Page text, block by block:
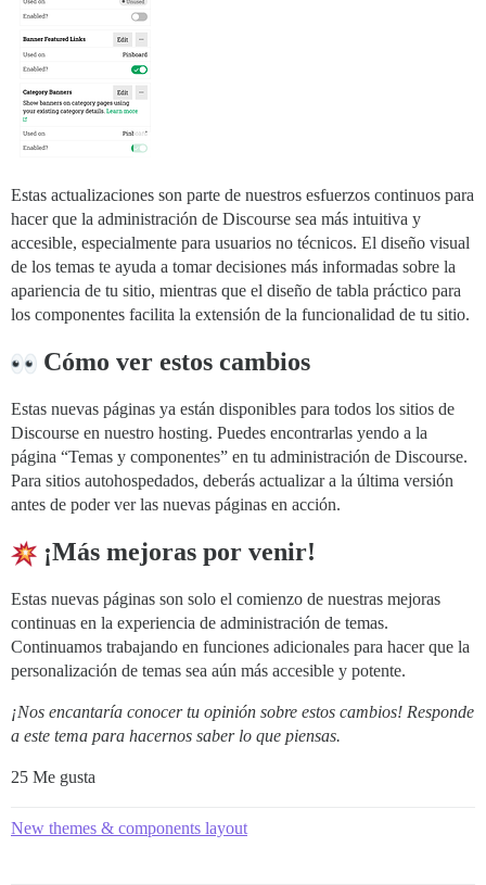
Estas actualizaciones son parte de nuestros esfuerzos continuos para
hacer que la administración de Discourse sea más intuitiva y
accesible, especialmente para usuarios no técnicos. El diseño visual
de los temas te ayuda a tomar decisiones más informadas sobre la
apariencia de tu sitio, mientras que el diseño de tabla práctico para
los componentes facilita la extensión de la funcionalidad de tu sitio.
Cómo ver estos cambios
Estas nuevas páginas ya están disponibles para todos los sitios de
Discourse en nuestro hosting. Puedes encontrarlas yendo a la
página “Temas y componentes” en tu administración de Discourse.
Para sitios autohospedados, deberás actualizar a la última versión
antes de poder ver las nuevas páginas en acción.
¡Más mejoras por venir!
Estas nuevas páginas son solo el comienzo de nuestras mejoras
continuas en la experiencia de administración de temas.
Continuamos trabajando en funciones adicionales para hacer que la
personalización de temas sea aún más accesible y potente.
¡Nos encantaría conocer tu opinión sobre estos cambios! Responde
a este tema para hacernos saber lo que piensas.
25 Me gusta
New themes & components layout